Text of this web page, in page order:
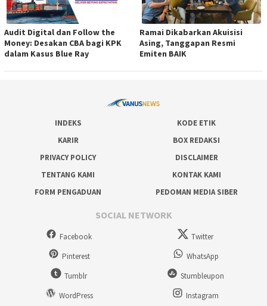
Audit Digital dan Follow the
Money: Desakan CBA bagi KPK
dalam Kasus Blue Ray
Ramai Dikabarkan Akuisisi
Asing, Tanggapan Resmi
Emiten BAIK
INDEKS
KODE ETIK
KARIR
BOX REDAKSI
PRIVACY POLICY
DISCLAIMER
TENTANG KAMI
KONTAK KAMI
FORM PENGADUAN
PEDOMAN MEDIA SIBER
SOCIAL NETWORK
Facebook
Twitter
Pinterest
WhatsApp
Tumblr
Stumbleupon
WordPress
Instagram